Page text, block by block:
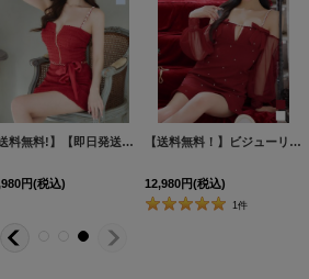
[5757YNdzwvGI-251020-1]
[5975YNdzwgCAC-260609-1 ]
【送料無料!】【即日発送】新色登場!ツイードセットアップキャミドレス/2ピース/リボン/パール/ジップ/チェーン/キャバドレス/ミニドレス【XS-Lサイズ/6カラー】[OF03] 【YN】dzw
円(税込)
【送料無料！】ビジューリボンマーメイドドレス/キャバドレス【YN】【XS-Lサイズ/2カラー】[OF03] 【YN】dzwe
12,980円(税込)
1 件